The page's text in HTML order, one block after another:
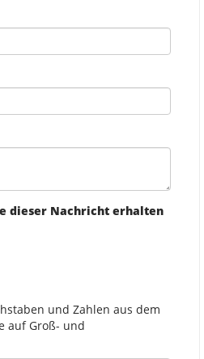
dieser Nachricht erhalten
und Zahlen aus dem
auf Groß- und